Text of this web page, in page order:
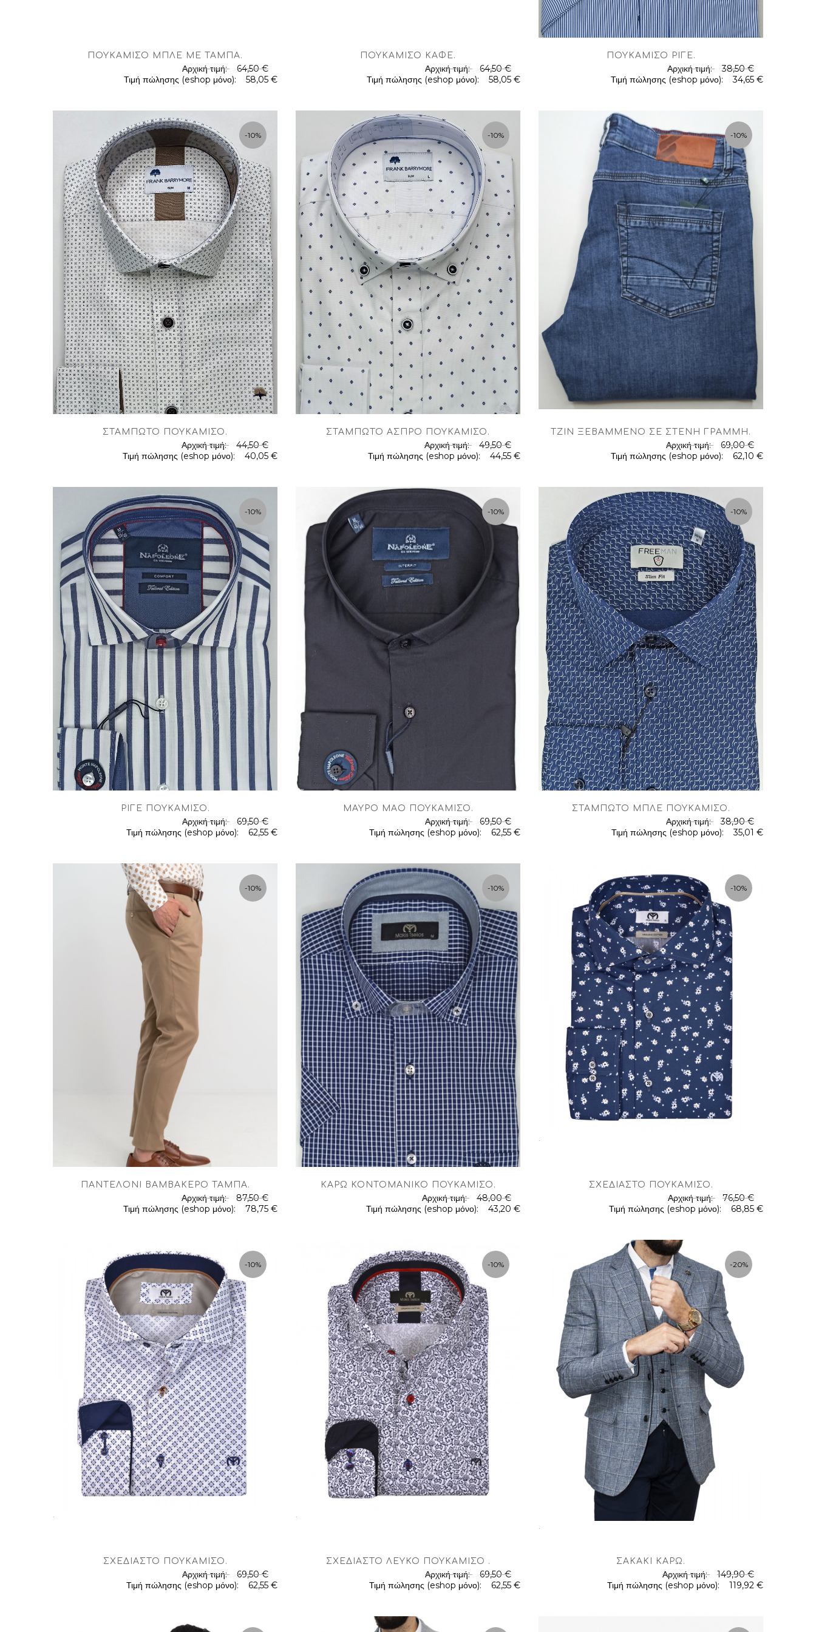
ΠΟΥΚΆΜΙΣΟ ΜΠΛΈ ΜΕ ΤΑΜΠΆ.
Αρχική τιμή:
64,50 €
Τιμή πώλησης (eshop μόνο):
58,05 €
ΠΟΥΚΆΜΙΣΟ ΚΑΦΈ.
Αρχική τιμή:
64,50 €
Τιμή πώλησης (eshop μόνο):
58,05 €
ΠΟΥΚΆΜΙΣΟ ΡΙΓΈ.
Αρχική τιμή:
38,50 €
Τιμή πώλησης (eshop μόνο):
34,65 €
-10%
.
ΣΤΑΜΠΩΤΌ ΠΟΥΚΆΜΙΣΟ .
Αρχική τιμή:
44,50 €
Τιμή πώλησης (eshop μόνο):
40,05 €
-10%
ΣΤΑΜΠΩΤΌ ΆΣΠΡΟ ΠΟΥΚΆΜΙΣΟ .
Αρχική τιμή:
49,50 €
Τιμή πώλησης (eshop μόνο):
44,55 €
-10%
ΤΖΊΝ ΞΕΒΑΜΜΈΝΟ ΣΕ ΣΤΕΝΉ ΓΡΑΜΜΉ .
Αρχική τιμή:
69,00 €
Τιμή πώλησης (eshop μόνο):
62,10 €
-10%
ΡΙΓΈ ΠΟΥΚΆΜΙΣΟ .
Αρχική τιμή:
69,50 €
Τιμή πώλησης (eshop μόνο):
62,55 €
-10%
ΜΑΎΡΟ ΜΑΟ ΠΟΥΚΆΜΙΣΟ .
Αρχική τιμή:
69,50 €
Τιμή πώλησης (eshop μόνο):
62,55 €
-10%
ΣΤΑΜΠΩΤΌ ΜΠΛΈ ΠΟΥΚΆΜΙΣΟ .
Αρχική τιμή:
38,90 €
Τιμή πώλησης (eshop μόνο):
35,01 €
-10%
ΠΑΝΤΕΛΌΝΙ ΒΑΜΒΑΚΕΡΌ ΤΑΜΠΆ.
Αρχική τιμή:
87,50 €
Τιμή πώλησης (eshop μόνο):
78,75 €
-10%
ΚΑΡΏ ΚΟΝΤΟΜΆΝΙΚΟ ΠΟΥΚΆΜΙΣΟ .
Αρχική τιμή:
48,00 €
Τιμή πώλησης (eshop μόνο):
43,20 €
-10%
.
ΣΧΕΔΙΑΣΤΌ ΠΟΥΚΆΜΙΣΟ .
Αρχική τιμή:
76,50 €
Τιμή πώλησης (eshop μόνο):
68,85 €
-10%
.
ΣΧΕΔΙΑΣΤΌ ΠΟΥΚΆΜΙΣΟ .
Αρχική τιμή:
69,50 €
Τιμή πώλησης (eshop μόνο):
62,55 €
-10%
.
ΣΧΕΔΙΑΣΤΌ ΛΕΥΚΌ ΠΟΥΚΆΜΙΣΟ .
Αρχική τιμή:
69,50 €
Τιμή πώλησης (eshop μόνο):
62,55 €
-20%
ΣΑΚΆΚΙ ΚΑΡΏ .
Αρχική τιμή:
149,90 €
Τιμή πώλησης (eshop μόνο):
119,92 €